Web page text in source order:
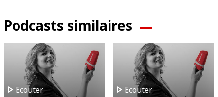
Podcasts similaires
play_arrow Ecouter play_arrow Ecouter